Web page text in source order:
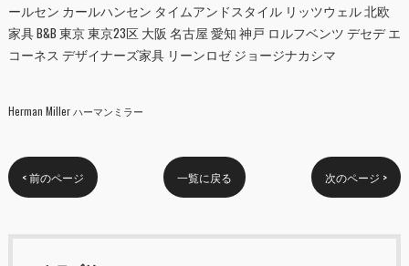
ールセン カールハンセン タイムアンドスタイル リッツウェル 北欧
家具 B&B 東京 東京23区 大阪 名古屋 愛知 神戸 ロルフベンツ デセデ エ
コーネス デザイナーズ家具 リーンロゼ ジョージナカシマ
Herman Miller ハーマンミラー
< 前のページ 一覧に戻る 次のページ >